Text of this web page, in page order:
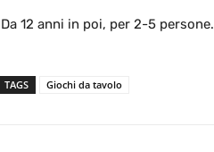
Da 12 anni in poi, per 2-5 persone.
TAGS Giochi da tavolo